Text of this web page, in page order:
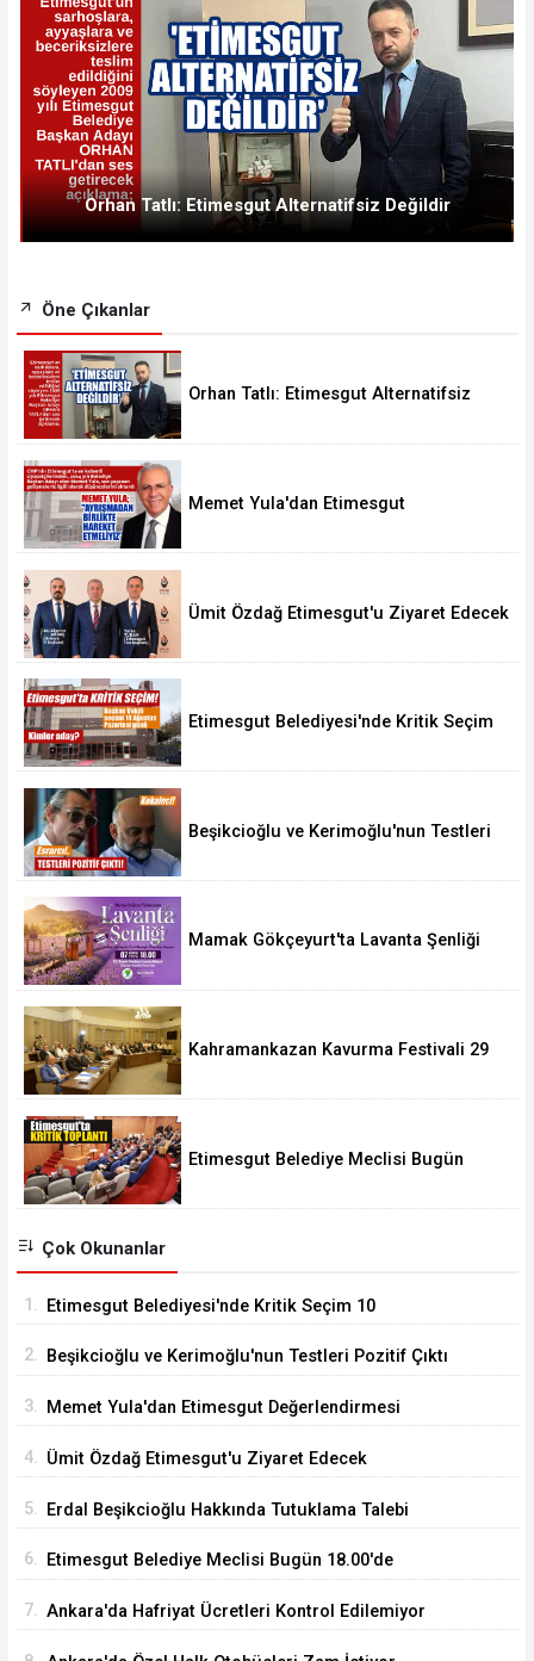
Orhan Tatlı: Etimesgut Alternatifsiz Değildir
Öne Çıkanlar
Orhan Tatlı: Etimesgut Alternatifsiz
Memet Yula'dan Etimesgut
Ümit Özdağ Etimesgut'u Ziyaret Edecek
Etimesgut Belediyesi'nde Kritik Seçim
Beşikcioğlu ve Kerimoğlu'nun Testleri
Mamak Gökçeyurt'ta Lavanta Şenliği
Kahramankazan Kavurma Festivali 29
Etimesgut Belediye Meclisi Bugün
Çok Okunanlar
1. Etimesgut Belediyesi'nde Kritik Seçim 10
2. Beşikcioğlu ve Kerimoğlu'nun Testleri Pozitif Çıktı
3. Memet Yula'dan Etimesgut Değerlendirmesi
4. Ümit Özdağ Etimesgut'u Ziyaret Edecek
5. Erdal Beşikcioğlu Hakkında Tutuklama Talebi
6. Etimesgut Belediye Meclisi Bugün 18.00'de
7. Ankara'da Hafriyat Ücretleri Kontrol Edilemiyor